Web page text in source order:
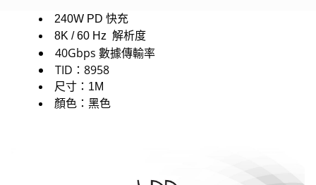
240W PD 快充
8K / 60 Hz 解析度
40Gbps 數據傳輸率
TID：8958
尺寸：1M
顏色：黑色